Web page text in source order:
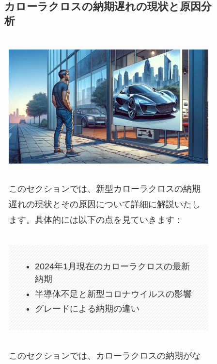
カローラクロスの納期遅れの現状と原因分
析
このセクションでは、新型カローラクロスの納期
遅れの現状とその原因について詳細に解説いたし
ます。具体的には以下の点を見ていきます：
2024年1月現在のカローラクロスの最新
納期
半導体不足と新型コロナウイルスの影響
グレードによる納期の違い
このセクションでは、カローラクロスの納期がな